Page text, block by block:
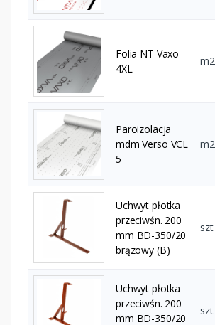
Folia NT Vaxo
4XL
m2
Paroizolacja
mdm Verso VCL
5
m2
Uchwyt płotka
przeciwśn. 200
mm BD-350/20
brązowy (B)
szt
Uchwyt płotka
przeciwśn. 200
mm BD-350/20
szt